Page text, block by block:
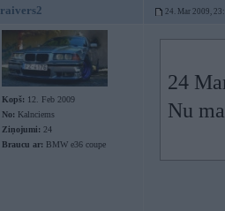
raivers2 24. Mar 2009,
Kopš: 12. Feb 2009
No: Kalnciems
Ziņojumi: 24
Braucu ar: BMW e36 coupe
24
Nu